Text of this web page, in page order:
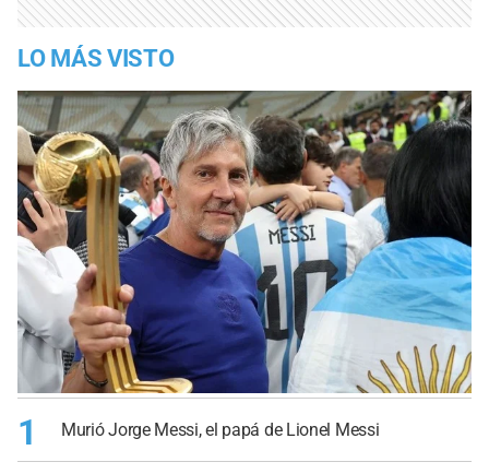
LO MÁS VISTO
1 Murió Jorge Messi, el papá de Lionel Messi